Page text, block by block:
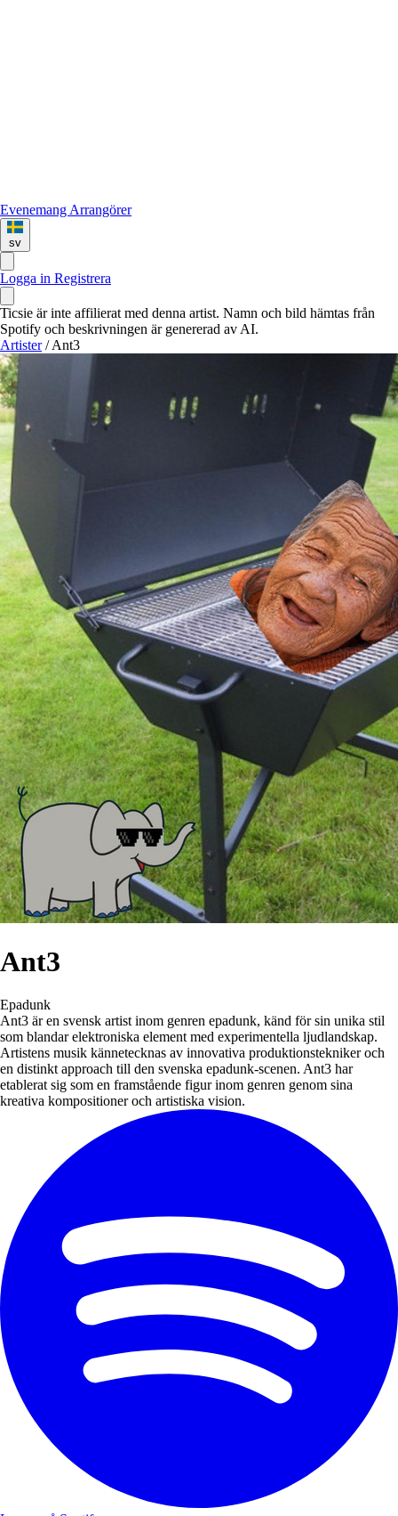
Evenemang Arrangörer
sv
Logga in Registrera
Ticsie är inte affilierat med denna artist. Namn och bild hämtas från
Spotify och beskrivningen är genererad av AI.
Artister / Ant3
Ant3
Epadunk
Ant3 är en svensk artist inom genren epadunk, känd för sin unika stil
som blandar elektroniska element med experimentella ljudlandskap.
Artistens musik kännetecknas av innovativa produktionstekniker och
en distinkt approach till den svenska epadunk-scenen. Ant3 har
etablerat sig som en framstående figur inom genren genom sina
kreativa kompositioner och artistiska vision.